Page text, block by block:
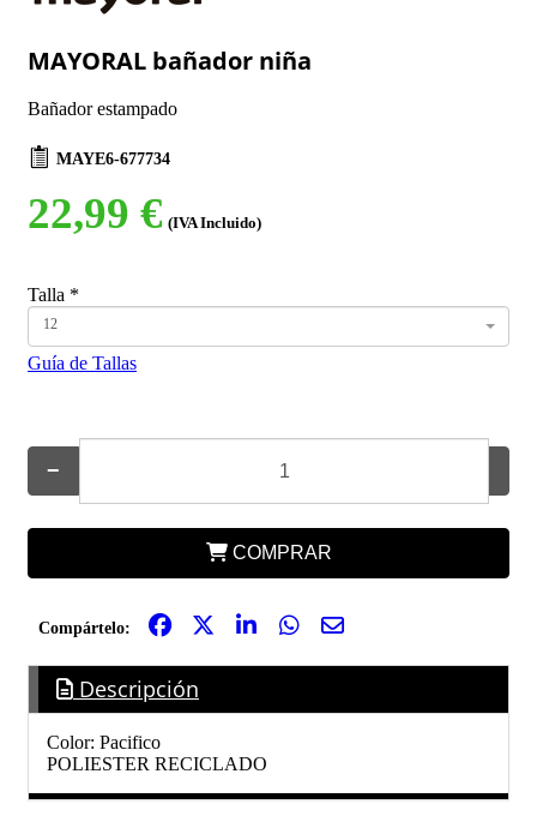
MAYORAL bañador niña
Bañador estampado
MAYE6-677734
22,99 € (IVA Incluido)
Talla *
12
Guía de Tallas
−
COMPRAR
Compártelo:
Descripción
Color: Pacifico
POLIESTER RECICLADO